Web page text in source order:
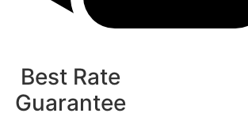
Best Rate
Guarantee